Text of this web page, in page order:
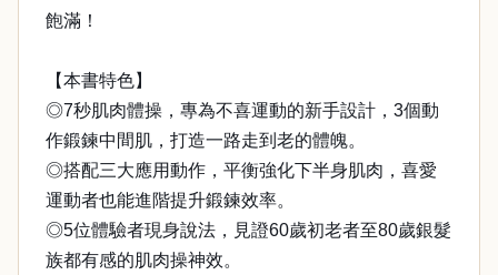
飽滿！
【本書特色】
◎7秒肌肉體操，專為不喜運動的新手設計，3個動
作鍛鍊中間肌，打造一路走到老的體魄。
◎搭配三大應用動作，平衡強化下半身肌肉，喜愛
運動者也能進階提升鍛鍊效率。
◎5位體驗者現身說法，見證60歲初老者至80歲銀髮
族都有感的肌肉操神效。